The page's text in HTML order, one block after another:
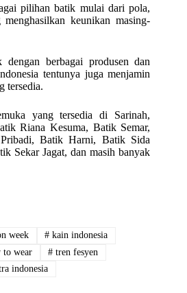
pilihan batik mulai dari pola,
keunikan masing-
dengan berbagai produsen dan
tentunya juga menjamin
tersedia.
yang tersedia di Sarinah,
Riana Kesuma, Batik Semar,
Batik Harni, Batik Sida
Sekar Jagat, dan masih banyak
week # kain indonesia
wear # tren fesyen
indonesia